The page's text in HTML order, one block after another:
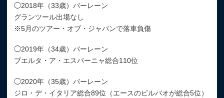
◯2018年（33歳）バーレーン
グランツール出場なし
※5月のツアー・オブ・ジャパンで落車負傷
◯2019年（34歳）バーレーン
ブエルタ・ア・エスパーニャ総合110位
◯2020年（35歳）バーレーン
ジロ・デ・イタリア総合89位（エースのビルバオが総合5位）